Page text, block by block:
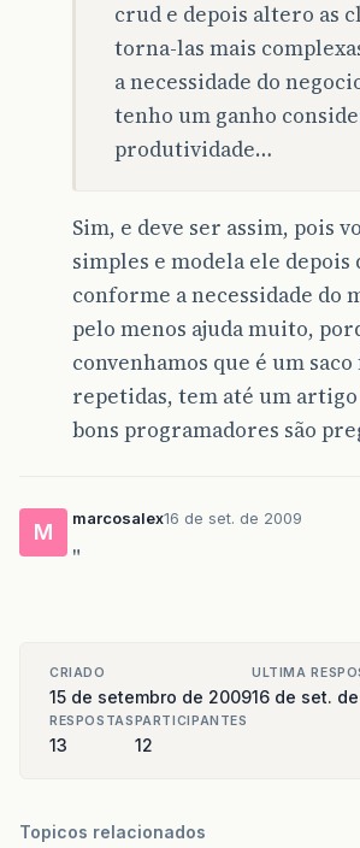
crud e depois altero as
torna-las mais
a necessidade do
tenho um ganho
produtividade…
Sim, e deve ser assim, pois
simples e modela ele depois
conforme a necessidade do
pelo menos ajuda muito,
convenhamos que é um
repetidas, tem até um artigo
bons programadores são
M
marcosalex16 de set. de 2009
"
CRIADO
15 de setembro de 2009
ULTIMA
16 de set.
RESPOSTAS
13
PARTICIPANTES
12
Topicos relacionados